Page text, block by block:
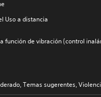
Uso a distancia
función de vibración (control
Temas sugerentes,